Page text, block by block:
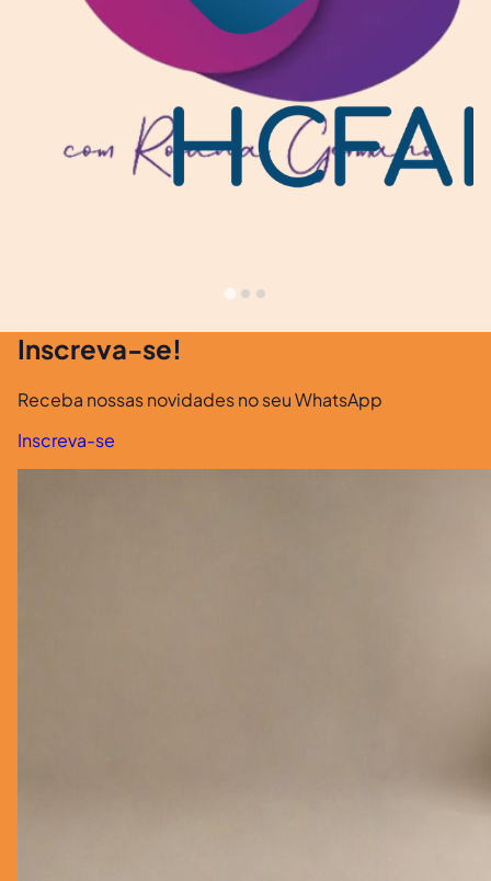
Inscreva-se!
Receba nossas novidades no seu WhatsApp
Inscreva-se